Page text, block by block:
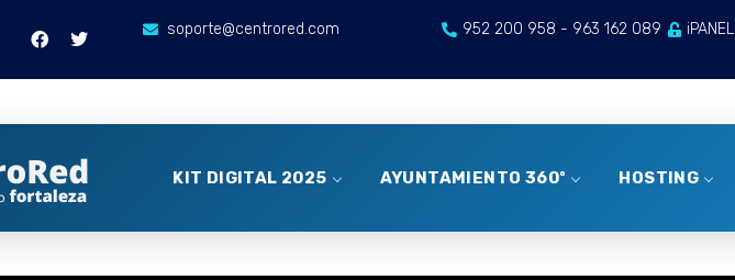
soporte@centrored.com 952 200 958 - 963 162 089 iPANEL
KIT DIGITAL 2025 AYUNTAMIENTO 360º HOSTING